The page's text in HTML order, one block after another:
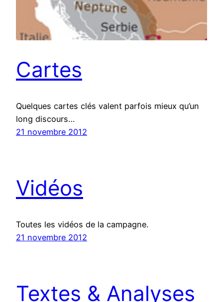
Cartes
Quelques cartes clés valent parfois mieux qu’un
long discours…
21 novembre 2012
Vidéos
Toutes les vidéos de la campagne.
21 novembre 2012
Textes & Analyses